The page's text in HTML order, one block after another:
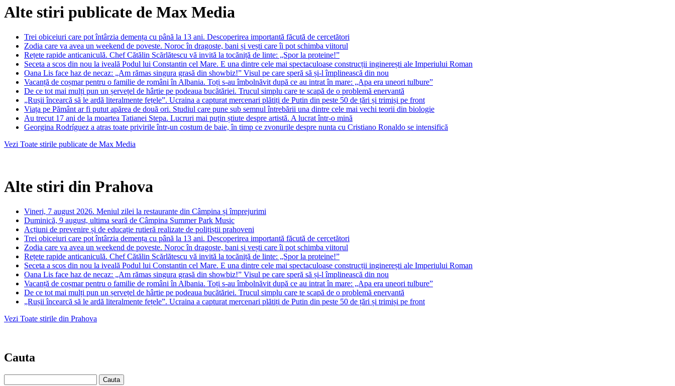
Alte stiri publicate de Max Media
Trei obiceiuri care pot întârzia demența cu până la 13 ani. Descoperirea importantă făcută de cercetători
Zodia care va avea un weekend de poveste. Noroc în dragoste, bani și vești care îi pot schimba viitorul
Rețete rapide anticaniculă. Chef Cătălin Scărlătescu vă invită la tocăniță de linte: „Spor la proteine!”
Seceta a scos din nou la iveală Podul lui Constantin cel Mare. E una dintre cele mai spectaculoase construcții inginerești ale Imperiului Roman
Oana Lis face haz de necaz: „Am rămas singura grasă din showbiz!” Visul pe care speră să și-l împlinească din nou
Vacanță de coșmar pentru o familie de români în Albania. Toți s-au îmbolnăvit după ce au intrat în mare: „Apa era uneori tulbure”
De ce tot mai mulți pun un șervețel de hârtie pe podeaua bucătăriei. Trucul simplu care te scapă de o problemă enervantă
„Rușii încearcă să le ardă literalmente fețele”. Ucraina a capturat mercenari plătiți de Putin din peste 50 de țări și trimiși pe front
Viața pe Pământ ar fi putut apărea de două ori. Studiul care pune sub semnul întrebării una dintre cele mai vechi teorii din biologie
Au trecut 17 ani de la moartea Tatianei Stepa. Lucruri mai puțin știute despre artistă. A lucrat într-o mină
Georgina Rodríguez a atras toate privirile într-un costum de baie, în timp ce zvonurile despre nunta cu Cristiano Ronaldo se intensifică
Vezi Toate stirile publicate de Max Media
Alte stiri din Prahova
Vineri, 7 august 2026. Meniul zilei la restaurante din Câmpina și împrejurimi
Duminică, 9 august, ultima seară de Câmpina Summer Park Music
Acțiuni de prevenire și de educație rutieră realizate de polițiștii prahoveni
Trei obiceiuri care pot întârzia demența cu până la 13 ani. Descoperirea importantă făcută de cercetători
Zodia care va avea un weekend de poveste. Noroc în dragoste, bani și vești care îi pot schimba viitorul
Rețete rapide anticaniculă. Chef Cătălin Scărlătescu vă invită la tocăniță de linte: „Spor la proteine!”
Seceta a scos din nou la iveală Podul lui Constantin cel Mare. E una dintre cele mai spectaculoase construcții inginerești ale Imperiului Roman
Oana Lis face haz de necaz: „Am rămas singura grasă din showbiz!” Visul pe care speră să și-l împlinească din nou
Vacanță de coșmar pentru o familie de români în Albania. Toți s-au îmbolnăvit după ce au intrat în mare: „Apa era uneori tulbure”
De ce tot mai mulți pun un șervețel de hârtie pe podeaua bucătăriei. Trucul simplu care te scapă de o problemă enervantă
„Rușii încearcă să le ardă literalmente fețele”. Ucraina a capturat mercenari plătiți de Putin din peste 50 de țări și trimiși pe front
Vezi Toate stirile din Prahova
Cauta